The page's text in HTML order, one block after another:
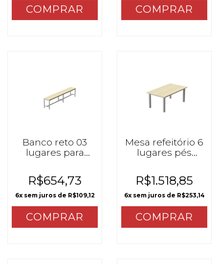
COMPRAR COMPRAR
Banco reto 03
lugares para
R$654,73
6x sem juros de R$109,12
COMPRAR
Mesa refeitório 6
lugares pés
R$1.518,85
6x sem juros de R$253,14
COMPRAR